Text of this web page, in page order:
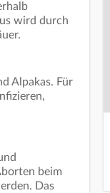
wird durch
Alpakas. Für
beim
Das